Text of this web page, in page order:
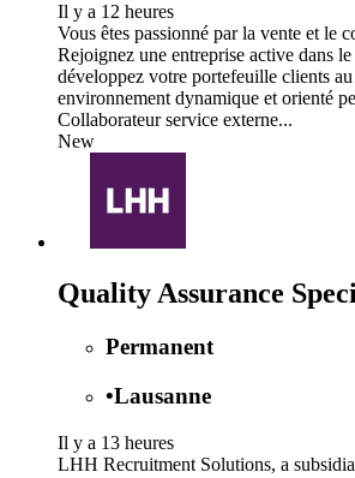
Il y a 12 heures
Vous êtes passionné par la vente et le
Rejoignez une entreprise active dans
développez votre portefeuille clients
environnement dynamique et orienté
Collaborateur service externe...
New
Quality Assurance
Permanent
•Lausanne
Il y a 13 heures
LHH Recruitment Solutions, a